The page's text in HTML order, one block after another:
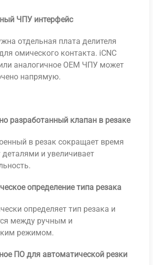
ЧПУ интерфейс
отдельная плата делителя
омического контакта. iCNC
аналогичное OEM ЧПУ может
напрямую.
разработанный клапан в резаке
в резак сокращает время
и увеличивает
определение типа резака
определяет тип резака и
между ручным и
режимом.
ПО для автоматической резки